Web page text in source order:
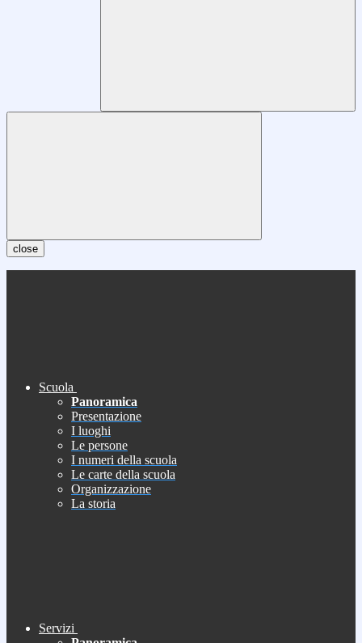
close
Scuola
Panoramica
Presentazione
I luoghi
Le persone
I numeri della scuola
Le carte della scuola
Organizzazione
La storia
Servizi